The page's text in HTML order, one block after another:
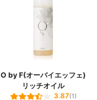
O by F(オーバイエッフェ)
リッチオイル
3.87(1)